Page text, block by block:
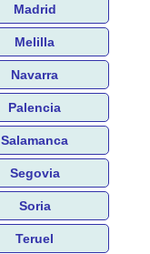
Madrid
Melilla
Navarra
Palencia
Salamanca
Segovia
Soria
Teruel